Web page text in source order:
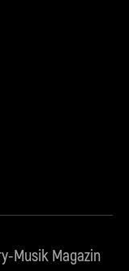
Musik Magazin